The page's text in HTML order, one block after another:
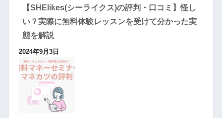
【SHElikes(シーライクス)の評判・口コミ】怪し
い？実際に無料体験レッスンを受けて分かった実
態を解説
2024年9月3日